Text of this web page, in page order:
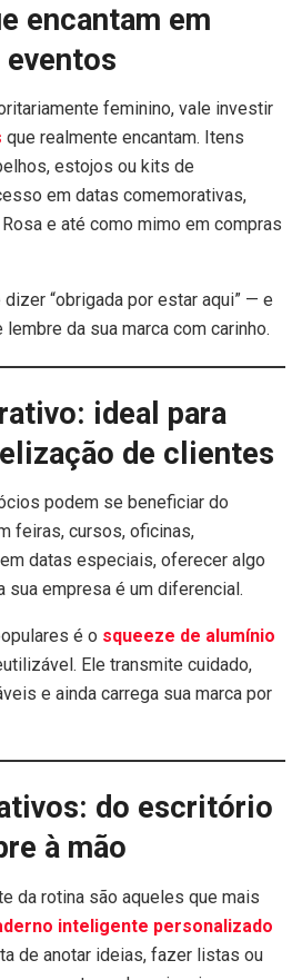
encantam em
eventos
feminino, vale investir
que realmente encantam. Itens
estojos ou kits de
em datas comemorativas,
e até como mimo em compras
“obrigada por estar aqui” — e
da sua marca com carinho.
ideal para
de clientes
podem se beneficiar do
feiras, cursos, oficinas,
datas especiais, oferecer algo
sua empresa é um diferencial.
é o squeeze de alumínio
Ele transmite cuidado,
e ainda carrega sua marca por
do escritório
à mão
da rotina são aqueles que mais
inteligente personalizado
de anotar ideias, fazer listas ou